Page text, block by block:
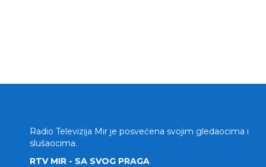
Radio Televizija Mir je posvećena svojim gledaocima i
slušaocima.
RTV MIR - SA SVOG PRAGA